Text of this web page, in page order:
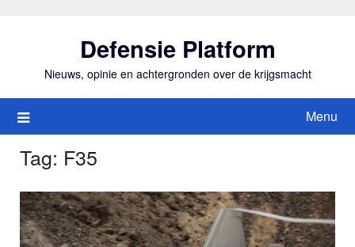
Defensie Platform
Nieuws, opinie en achtergronden over de krijgsmacht
Menu
Tag: F35